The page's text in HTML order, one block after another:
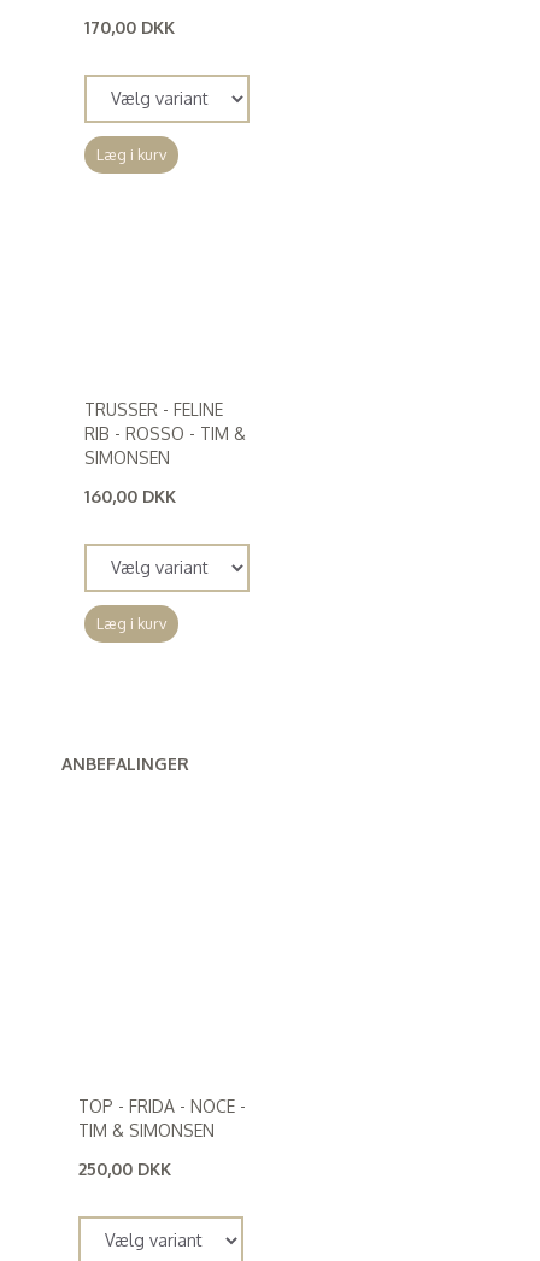
170,00 DKK
Læg i kurv
TRUSSER - FELINE
RIB - ROSSO - TIM &
SIMONSEN
160,00 DKK
Læg i kurv
ANBEFALINGER
TOP - FRIDA - NOCE -
TIM & SIMONSEN
250,00 DKK